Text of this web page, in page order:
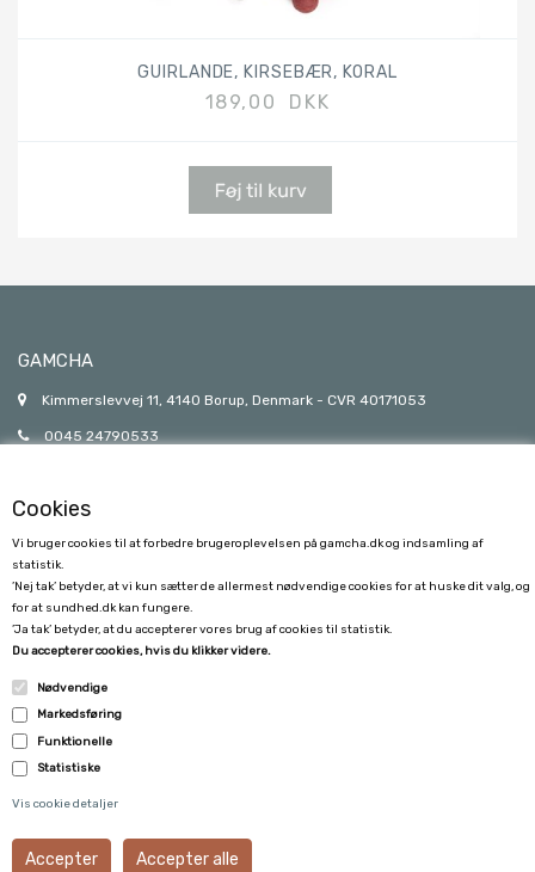
Cookies
Vi bruger cookies til at forbedre brugeroplevelsen på gamcha.dk og indsamling af
statistik.
’Nej tak’ betyder, at vi kun sætter de allermest nødvendige cookies for at huske dit valg, og
for at sundhed.dk kan fungere.
’Ja tak’ betyder, at du accepterer vores brug af cookies til statistik.
Du accepterer cookies, hvis du klikker videre.
Nødvendige
Markedsføring
Funktionelle
Statistiske
Vis cookie detaljer
GUIRLANDE, KIRSEBÆR, KORAL
189,00 DKK
GAMCHA
Kimmerslevvej 11, 4140 Borup, Denmark - CVR 40171053
0045 24790533
KUNDESERVICE
FORSENDELSE
FORTRYDELSE
VILKÅR OG BETINGELSER
B2B LOGIN